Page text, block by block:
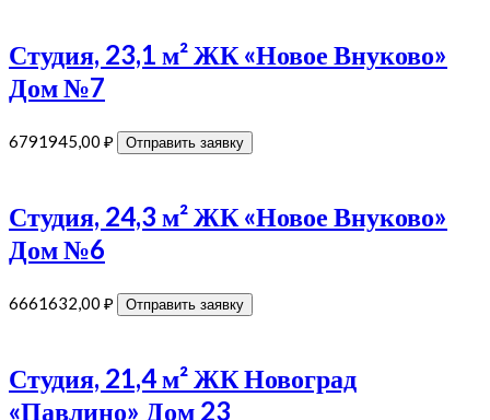
Студия, 23,1 м² ЖК «Новое Внуково»
Дом №7
6791945,00 ₽ Отправить заявку
Студия, 24,3 м² ЖК «Новое Внуково»
Дом №6
6661632,00 ₽ Отправить заявку
Студия, 21,4 м² ЖК Новоград
«Павлино» Дом 23